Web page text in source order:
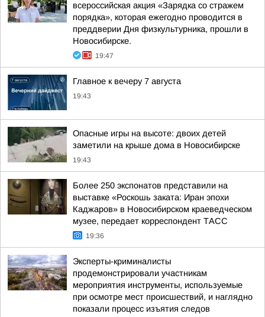
всероссийская акция «Зарядка со стражем
порядка», которая ежегодно проводится в
преддверии Дня физкультурника, прошли в
Новосибирске.
19:47
Главное к вечеру 7 августа
19:43
Опасные игры на высоте: двоих детей
заметили на крыше дома в Новосибирске
19:43
Более 250 экспонатов представили на
выставке «Роскошь заката: Иран эпохи
Каджаров» в Новосибирском краеведческом
музее, передает корреспондент ТАСС
19:36
Эксперты-криминалисты
продемонстрировали участникам
мероприятия инструменты, используемые
при осмотре мест происшествий, и наглядно
показали процесс изъятия следов